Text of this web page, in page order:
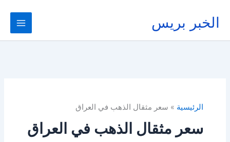
المحتوى
الخبر بريس
الرئيسية سعر مثقال الذهب في العراق
سعر مثقال الذهب في العراق